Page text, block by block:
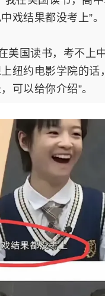
戏结果都没考上”。
美国读书，考不上
纽约电影学院的话
可以给你介绍”。